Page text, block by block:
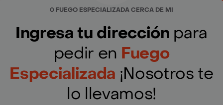
0 FUEGO ESPECIALIZADA CERCA DE MI
Ingresa tu dirección para
pedir en Fuego
Especializada ¡Nosotros te
lo llevamos!